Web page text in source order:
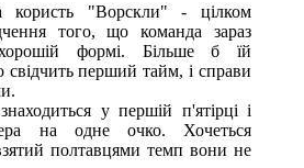
"Ворскли" - цілком
того, що команда зараз
формі. Більше б їй
свідчить перший тайм, і справи
у першій п'ятірці і
на одне очко. Хочеться
полтавцями темп вони не